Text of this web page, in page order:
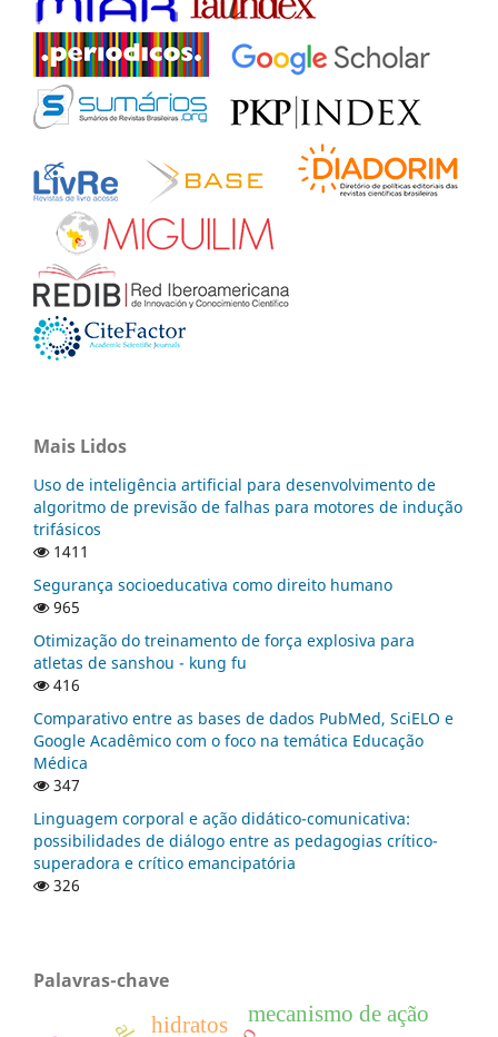
Mais Lidos
Uso de inteligência artificial para desenvolvimento de
algoritmo de previsão de falhas para motores de indução
trifásicos
1411
Segurança socioeducativa como direito humano
965
Otimização do treinamento de força explosiva para
atletas de sanshou - kung fu
416
Comparativo entre as bases de dados PubMed, SciELO e
Google Acadêmico com o foco na temática Educação
Médica
347
Linguagem corporal e ação didático-comunicativa:
possibilidades de diálogo entre as pedagogias crítico-
superadora e crítico emancipatória
326
Palavras-chave
mecanismo de ação
hidratos